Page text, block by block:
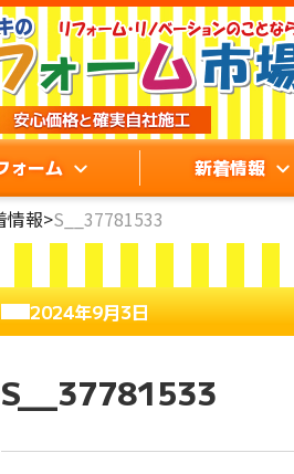
ォーム 新着情報
情報>S__37781533
2024年9月3日
S__37781533